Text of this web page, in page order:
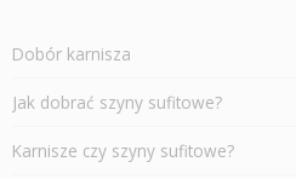
Dobór karnisza
Jak dobrać szyny sufitowe?
Karnisze czy szyny sufitowe?